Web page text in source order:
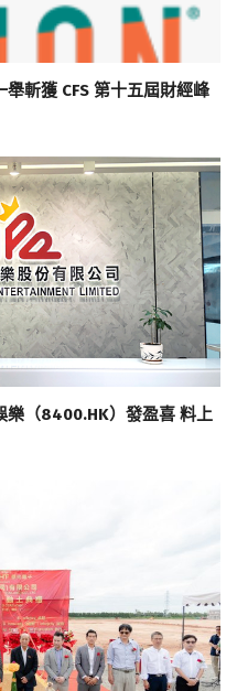
斬獲 CFS 第十五屆財經峰
樂（8400.HK）發盈喜 料上